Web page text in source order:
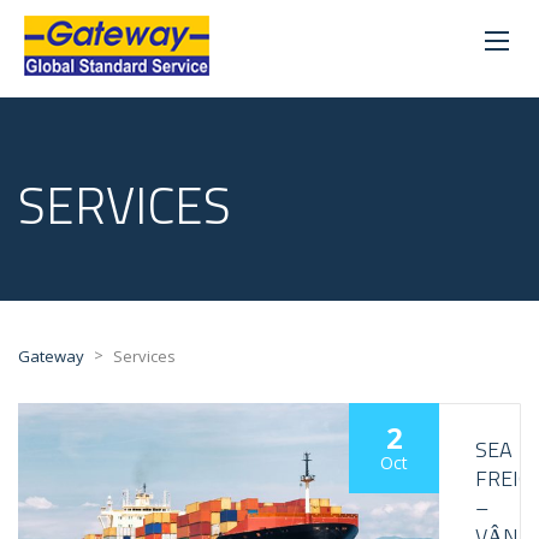
SERVICES
Gateway > Services
2
Oct
SEA
–